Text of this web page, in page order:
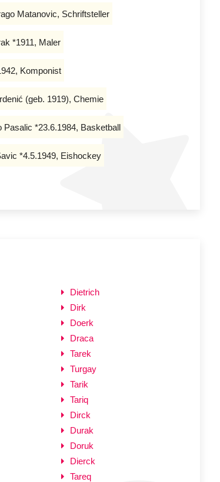
Matanovic, Schriftsteller
*1911, Maler
Komponist
(geb. 1919), Chemie
Pasalic *23.6.1984, Basketball
*4.5.1949, Eishockey
Dietrich
Dirk
Doerk
Draca
Tarek
Turgay
Tarik
Tariq
Dirck
Durak
Doruk
Dierck
Tareq